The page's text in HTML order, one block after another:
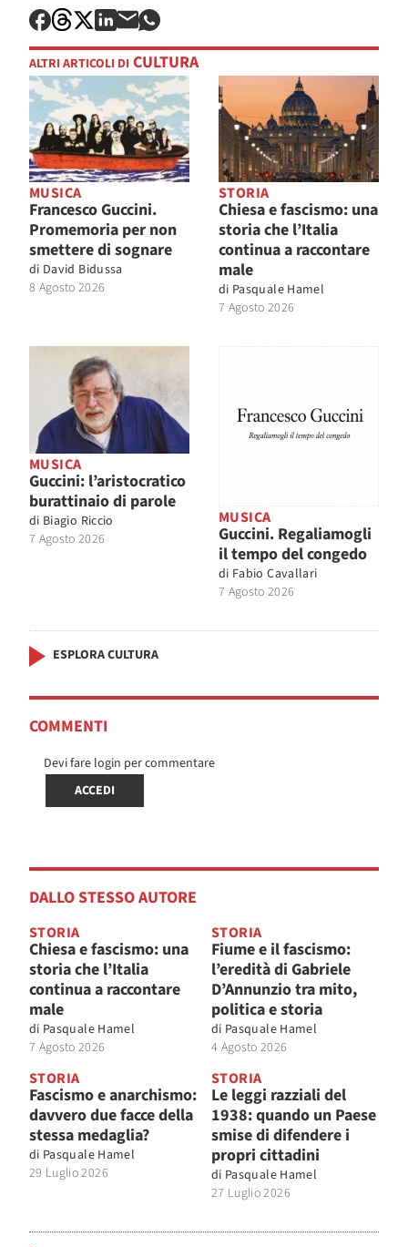
ALTRI ARTICOLI DI CULTURA
MUSICA
Francesco Guccini.
Promemoria per non
smettere di sognare
di David Bidussa
8 Agosto 2026
STORIA
Chiesa e fascismo: una
storia che l’Italia
continua a raccontare
male
di Pasquale Hamel
7 Agosto 2026
MUSICA
Guccini: l’aristocratico
burattinaio di parole
di Biagio Riccio
7 Agosto 2026
MUSICA
Guccini. Regaliamogli
il tempo del congedo
di Fabio Cavallari
7 Agosto 2026
ESPLORA CULTURA
COMMENTI
Devi fare login per commentare
ACCEDI
DALLO STESSO AUTORE
STORIA
Chiesa e fascismo: una
storia che l’Italia
continua a raccontare
male
di Pasquale Hamel
7 Agosto 2026
STORIA
Fiume e il fascismo:
l’eredità di Gabriele
D’Annunzio tra mito,
politica e storia
di Pasquale Hamel
4 Agosto 2026
STORIA
Fascismo e anarchismo:
davvero due facce della
stessa medaglia?
di Pasquale Hamel
29 Luglio 2026
STORIA
Le leggi razziali del
1938: quando un Paese
smise di difendere i
propri cittadini
di Pasquale Hamel
27 Luglio 2026